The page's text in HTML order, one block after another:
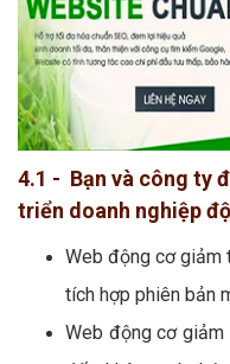
4.1 - Bạn và công ty
triển doanh nghiệp
Web động cơ giảm
tích hợp phiên bản
Web động cơ giảm